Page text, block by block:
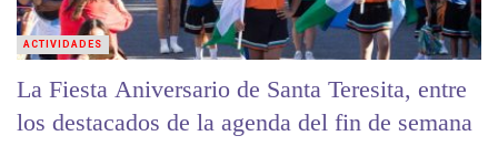
La Fiesta Aniversario de Santa Teresita, entre
los destacados de la agenda del fin de semana
ACTIVIDADES